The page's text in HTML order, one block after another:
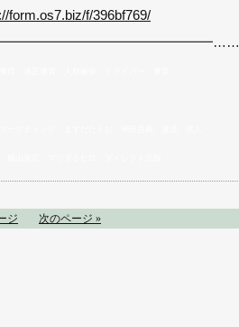
form.os7.biz/f/396bf769/
ジ 次のページ »